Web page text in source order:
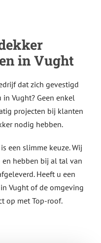
in Vught
dat zich gevestigd
Vught? Geen enkel
projecten bij klanten
nodig hebben.
een slimme keuze. Wij
hebben bij al tal van
Heeft u een
Vught of de omgeving
op met Top-roof.